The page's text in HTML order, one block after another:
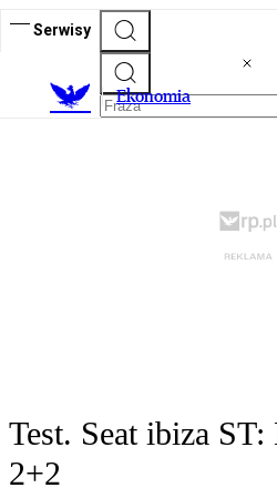
Serwisy
Ekonomia
Test. Seat ibiza
2+2